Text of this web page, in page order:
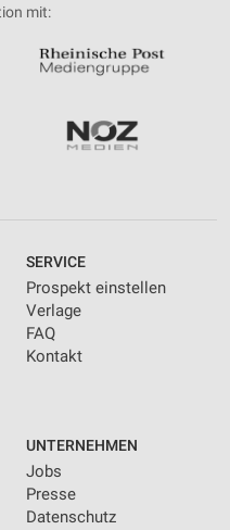
mit:
SERVICE
Prospekt einstellen
Verlage
FAQ
Kontakt
UNTERNEHMEN
Jobs
Presse
Datenschutz